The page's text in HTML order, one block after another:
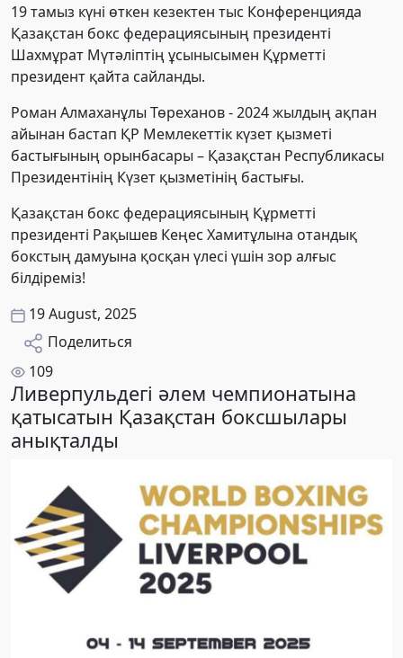
19 тамыз күні өткен кезектен тыс Конференцияда
Қазақстан бокс федерациясының президенті
Шахмұрат Мүтәліптің ұсынысымен Құрметті
президент қайта сайланды.
Роман Алмаханұлы Төреханов - 2024 жылдың ақпан
айынан бастап ҚР Мемлекеттік күзет қызметі
бастығының орынбасары – Қазақстан Республикасы
Президентінің Күзет қызметінің бастығы.
Қазақстан бокс федерациясының Құрметті
президенті Рақышев Кеңес Хамитұлына отандық
бокстың дамуына қосқан үлесі үшін зор алғыс
білдіреміз!
19 August, 2025
Поделиться
109
Ливерпульдегі әлем чемпионатына
қатысатын Қазақстан боксшылары
анықталды